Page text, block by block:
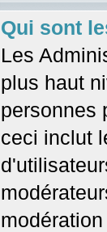
Qui sont
Les
plus haut
personnes
ceci inclut